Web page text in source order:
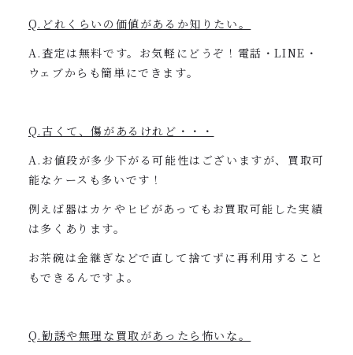
Q.どれくらいの価値があるか知りたい。
A.査定は無料です。お気軽にどうぞ！電話・LINE・
ウェブからも簡単にできます。
Q.古くて、傷があるけれど・・・
A.お値段が多少下がる可能性はございますが、買取可
能なケースも多いです！
例えば器はカケやヒビがあってもお買取可能した実績
は多くあります。
お茶碗は金継ぎなどで直して捨てずに再利用すること
もできるんですよ。
Q.勧誘や無理な買取があったら怖いな。